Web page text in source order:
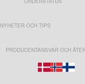
NYHETER OCH TIPS
PRODUCENTANSVAR OCH